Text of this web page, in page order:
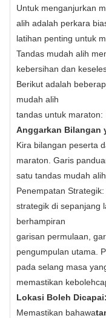
Untuk menganjurkan
alih adalah perkara
latihan penting untuk
Tandas mudah alih
kebersihan dan
Berikut adalah
mudah alih
tandas untuk maraton:
Anggarkan Bilangan
Kira bilangan peserta
maraton. Garis
satu tandas mudah
Penempatan
strategik di sepanjang
berhampiran
garisan permulaan,
pengumpulan utama.
pada selang masa
memastikan
Lokasi Boleh Dicapai:
Memastikan bahawa